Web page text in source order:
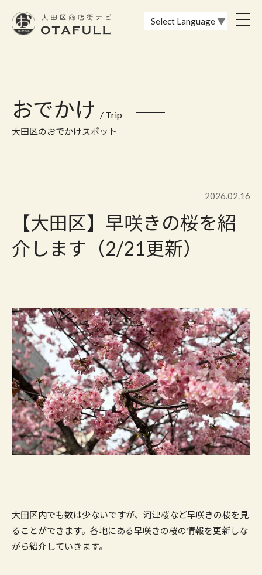
Select Language ▼
おでかけ / Trip
大田区のおでかけスポット
2026.02.16
【大田区】早咲きの桜を紹
介します（2/21更新）
大田区内でも数は少ないですが、河津桜など早咲きの桜を見
ることができます。各地にある早咲きの桜の情報を更新しな
がら紹介していきます。